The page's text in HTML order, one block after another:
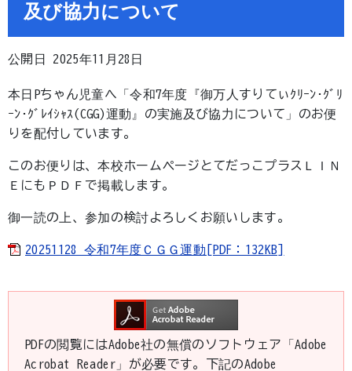
及び協力について
公開日 2025年11月28日
本日Pちゃん児童へ「令和7年度『御万人すりてぃｸﾘｰﾝ･ｸﾞﾘ
ｰﾝ･ｸﾞﾚｲｼｬｽ(CGG)運動』の実施及び協力について」のお便
りを配付しています。
このお便りは、本校ホームページとてだっこプラスＬＩＮ
ＥにもＰＤＦで掲載します。
御一読の上、参加の検討よろしくお願いします。
20251128 令和7年度ＣＧＧ運動[PDF：132KB]
PDFの閲覧にはAdobe社の無償のソフトウェア「Adobe
Acrobat Reader」が必要です。下記のAdobe